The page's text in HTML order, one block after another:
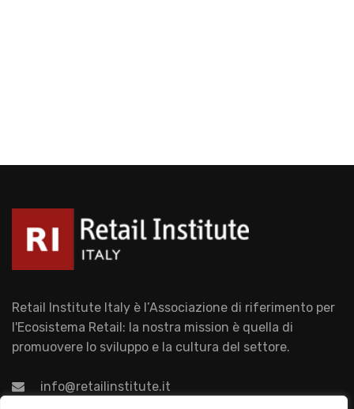
Retail Institute Italy è l’Associazione di riferimento per
l'Ecosistema Retail: la nostra mission è quella di
promuovere lo sviluppo e la cultura del settore.
info@retailinstitute.it